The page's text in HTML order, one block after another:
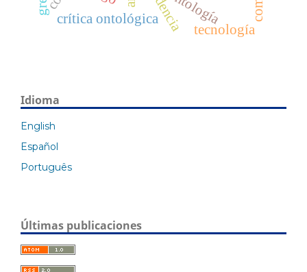
crítica ontológica
tecnología
Idioma
English
Español
Português
Últimas publicaciones